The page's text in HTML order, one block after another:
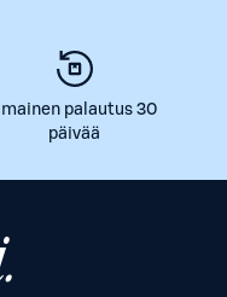
Ilmainen palautus 30
päivää